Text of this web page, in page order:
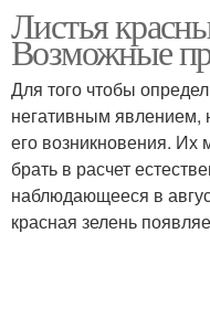
Листья
Возможные
Для того чтобы
негативным явлением,
его возникновения. Их
брать в расчет
наблюдающееся в
красная зелень